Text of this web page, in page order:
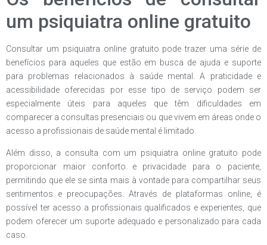
um psiquiatra online gratuito
Consultar um psiquiatra online gratuito pode trazer uma série de
benefícios para aqueles que estão em busca de ajuda e suporte
para problemas relacionados à saúde mental. A praticidade e
acessibilidade oferecidas por esse tipo de serviço podem ser
especialmente úteis para aqueles que têm dificuldades em
comparecer a consultas presenciais ou que vivem em áreas onde o
acesso a profissionais de saúde mental é limitado.
Além disso, a consulta com um psiquiatra online gratuito pode
proporcionar maior conforto e privacidade para o paciente,
permitindo que ele se sinta mais à vontade para compartilhar seus
sentimentos e preocupações. Através de plataformas online, é
possível ter acesso a profissionais qualificados e experientes, que
podem oferecer um suporte adequado e personalizado para cada
caso.